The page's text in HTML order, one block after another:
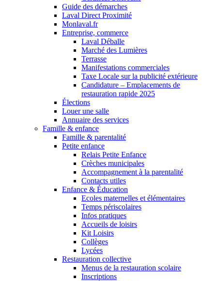
Guide des démarches
Laval Direct Proximité
Monlaval.fr
Entreprise, commerce
Laval Déballe
Marché des Lumières
Terrasse
Manifestations commerciales
Taxe Locale sur la publicité extérieure
Candidature – Emplacements de
restauration rapide 2025
Élections
Louer une salle
Annuaire des services
Famille & enfance
Famille & parentalité
Petite enfance
Relais Petite Enfance
Crèches municipales
Accompagnement à la parentalité
Contacts utiles
Enfance & Éducation
Ecoles maternelles et élémentaires
Temps périscolaires
Infos pratiques
Accueils de loisirs
Kit Loisirs
Collèges
Lycées
Restauration collective
Menus de la restauration scolaire
Inscriptions